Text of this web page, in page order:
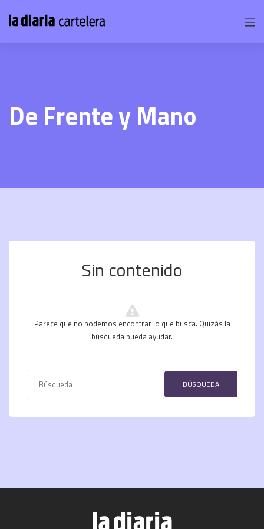
De Frente y Mano
Sin contenido
Parece que no podemos encontrar lo que busca. Quizás la
búsqueda pueda ayudar.
BÚSQUEDA